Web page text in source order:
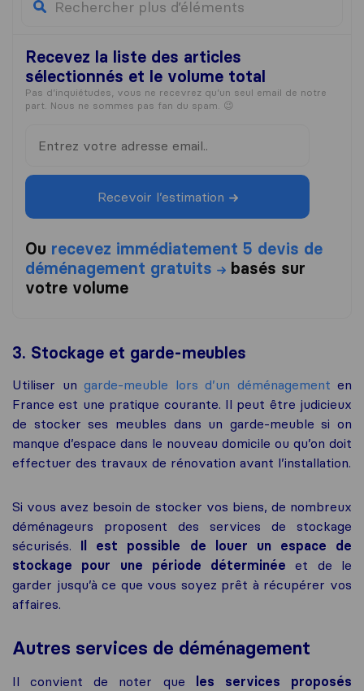
Recevez la liste des articles
sélectionnés et le volume total
Pas d’inquiétudes, vous ne recevrez qu’un seul email de notre
part. Nous ne sommes pas fan du spam. 😉
Recevoir l’estimation
Ou recevez immédiatement 5 devis de
déménagement gratuits
basés sur
votre volume
3. Stockage et garde-meubles
Utiliser un garde-meuble lors d’un déménagement en
France est une pratique courante. Il peut être judicieux
de stocker ses meubles dans un garde-meuble si on
manque d’espace dans le nouveau domicile ou qu’on doit
effectuer des travaux de rénovation avant l’installation.
Si vous avez besoin de stocker vos biens, de nombreux
déménageurs proposent des services de stockage
sécurisés. Il est possible de louer un espace de
stockage pour une période déterminée et de le
garder jusqu’à ce que vous soyez prêt à récupérer vos
affaires.
Autres services de déménagement
Il convient de noter que
les services proposés